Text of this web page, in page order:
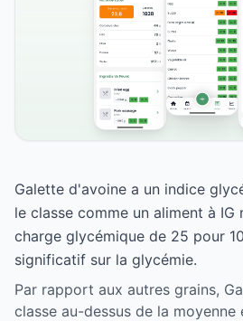
Galette d'avoine a un indice
le classe comme un aliment à IG
charge glycémique de 25 pour
significatif sur la glycémie.
Par rapport aux autres grains,
classe au-dessus de la